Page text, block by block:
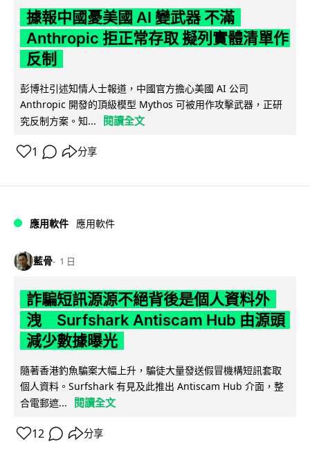
據報中國憂美國 AI 變武器 不滿
Anthropic 拒正常存取 擬列實體清單作
反制
彭博社引述知情人士報道，中國官方擔心美國 AI 公司
Anthropic 開發的頂級模型 Mythos 可被用作攻擊武器，正研
究反制方案。知...
閱讀全文
1 分享
應用軟件 應用軟件
藍骨 1 日
詐騙短訊源源不絕背後是個人資料外
洩 Surfshark Antiscam Hub 由源頭
減少數據曝光
隨著香港釣魚騙案大幅上升，騙徒大量發送假冒機構短訊套取
個人資料。Surfshark 有見及此推出 Antiscam Hub 介面，整
合電郵遮...
閱讀全文
12 分享